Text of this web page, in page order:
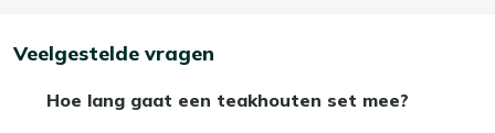
Veelgestelde vragen
Hoe lang gaat een teakhouten set mee?